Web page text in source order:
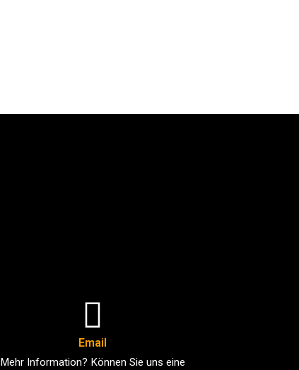
Email
Mehr Information? Können Sie uns eine